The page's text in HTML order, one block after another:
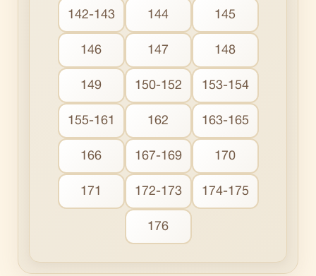
142-143 144 145
146 147 148
149 150-152 153-154
155-161 162 163-165
166 167-169 170
171 172-173 174-175
176